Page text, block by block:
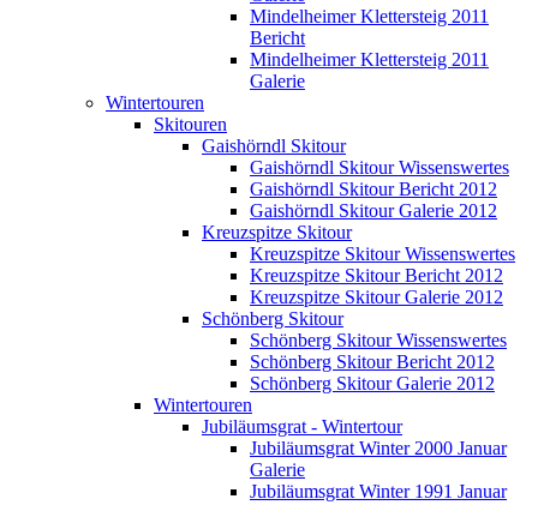
Mindelheimer Klettersteig 2011
Bericht
Mindelheimer Klettersteig 2011
Galerie
Wintertouren
Skitouren
Gaishörndl Skitour
Gaishörndl Skitour Wissenswertes
Gaishörndl Skitour Bericht 2012
Gaishörndl Skitour Galerie 2012
Kreuzspitze Skitour
Kreuzspitze Skitour Wissenswertes
Kreuzspitze Skitour Bericht 2012
Kreuzspitze Skitour Galerie 2012
Schönberg Skitour
Schönberg Skitour Wissenswertes
Schönberg Skitour Bericht 2012
Schönberg Skitour Galerie 2012
Wintertouren
Jubiläumsgrat - Wintertour
Jubiläumsgrat Winter 2000 Januar
Galerie
Jubiläumsgrat Winter 1991 Januar